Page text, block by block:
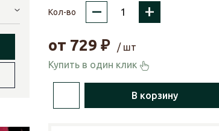
Кол-во – +
от 729 ₽
/ шт
Купить в один клик
В корзину